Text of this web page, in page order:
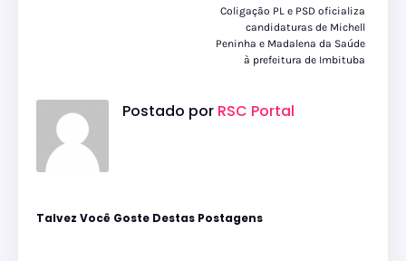
Coligação PL e PSD oficializa
candidaturas de Michell
Peninha e Madalena da Saúde
à prefeitura de Imbituba
Postado por RSC Portal
Talvez Você Goste Destas Postagens